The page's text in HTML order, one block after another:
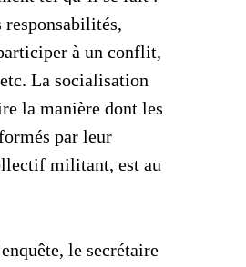
responsabilités,
à un conflit,
La socialisation
la manière dont les
par leur
militant, est au
le secrétaire